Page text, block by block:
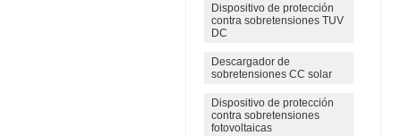
Dispositivo de protección
contra sobretensiones TUV
DC
Descargador de
sobretensiones CC solar
Dispositivo de protección
contra sobretensiones
fotovoltaicas